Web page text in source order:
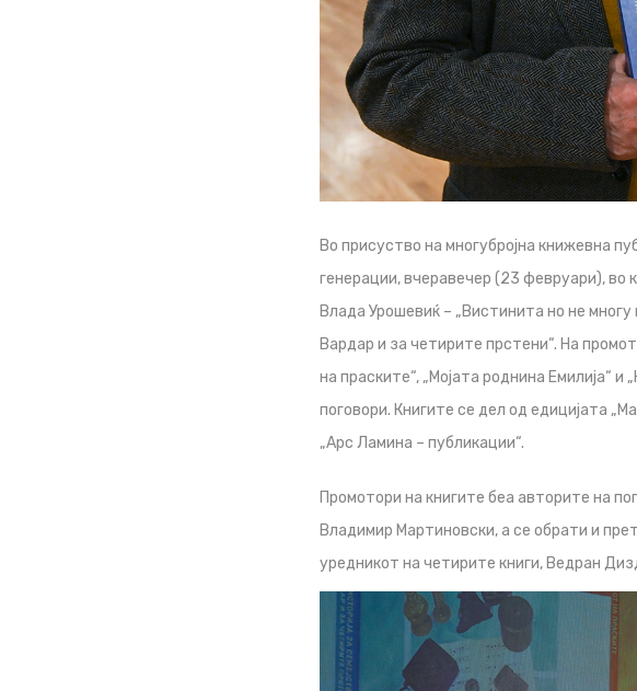
Во присуство на многубројна книжевна
генерации, вчеравечер (23 февруари), во
Влада Урошевиќ – „Вистинита но не многу
Вардар и за четирите прстени“. На
на праските“, „Мојата роднина Емилија“ и
поговори. Книгите се дел од едицијата
„Арс Ламина – публикации“.
Промотори на книгите беа авторите на
Владимир Мартиновски, а се обрати и
уредникот на четирите книги, Ведран